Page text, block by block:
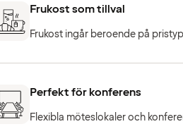
Frukost som tillval
Frukost ingår beroende på pristyp
Perfekt för konferens
Flexibla möteslokaler och